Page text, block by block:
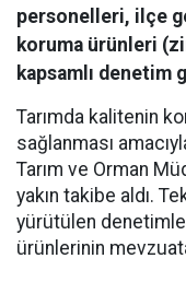
personelleri, ilçe
koruma ürünleri
kapsamlı denetim
Tarımda kalitenin
sağlanması
Tarım ve Orman
yakın takibe aldı.
yürütülen
ürünlerinin